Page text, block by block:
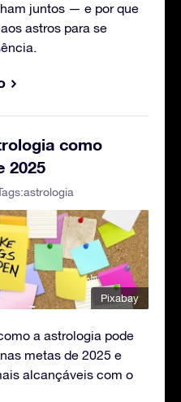
juntos — e por que
astros para se
como
2025
astrologia
Pixabay
a astrologia pode
metas de 2025 e
alcançáveis com o